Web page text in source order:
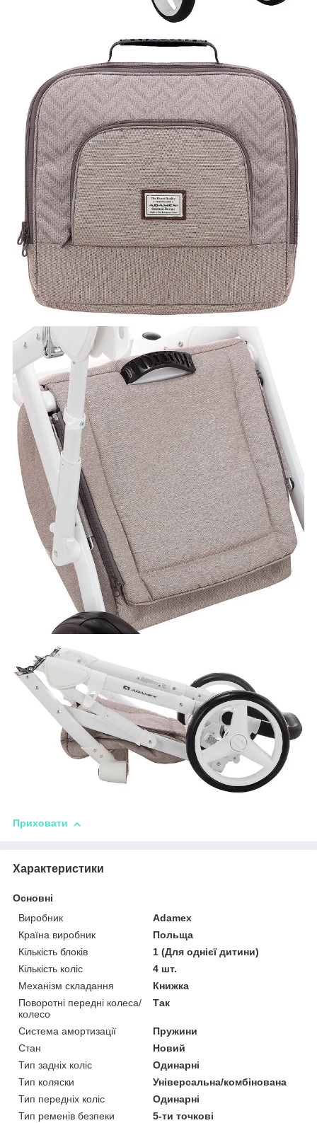
Приховати
Характеристики
Основні
Виробник
Adamex
Країна виробник
Польща
Кількість блоків
1 (Для однієї дитини)
Кількість коліс
4 шт.
Механізм складання
Книжка
Поворотні передні колеса/
колесо
Так
Система амортизації
Пружини
Стан
Новий
Тип задніх коліс
Одинарні
Тип коляски
Універсальна/комбінована
Тип передніх коліс
Одинарні
Тип ременів безпеки
5-ти точкові